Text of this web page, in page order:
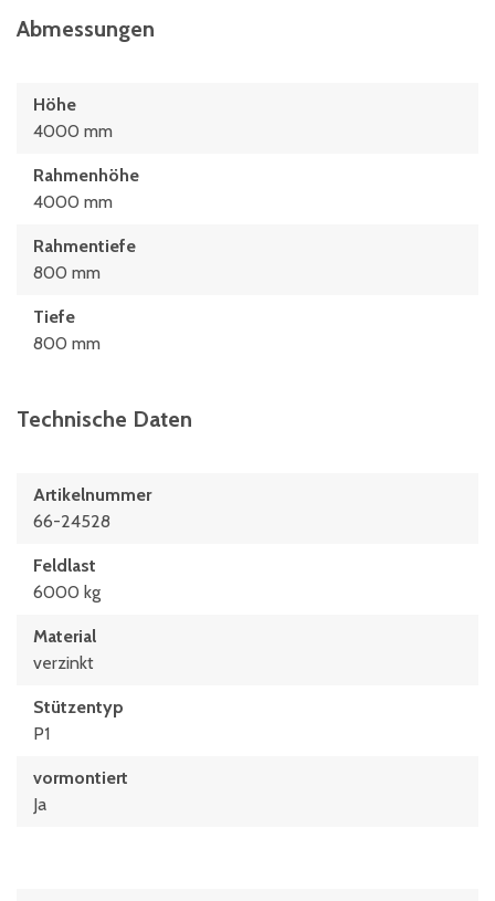
Abmessungen
Höhe
4000 mm
Rahmenhöhe
4000 mm
Rahmentiefe
800 mm
Tiefe
800 mm
Technische Daten
Artikelnummer
66-24528
Feldlast
6000 kg
Material
verzinkt
Stützentyp
P1
vormontiert
Ja